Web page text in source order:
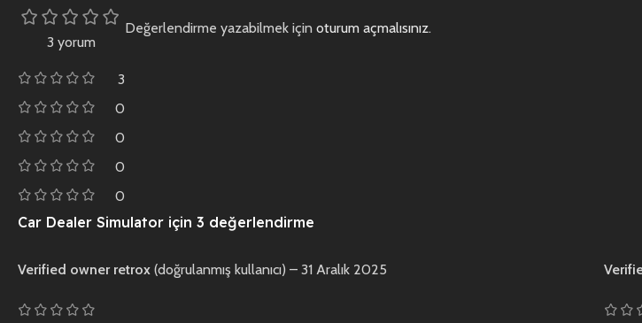
3 yorum
3
0
0
0
0
Car Dealer Simulator için 3 değerlendirme
Verified owner retrox (doğrulanmış kullanıcı) – 31 Aralık 2025
Değerlendirme yazabilmek için oturum açmalısınız.